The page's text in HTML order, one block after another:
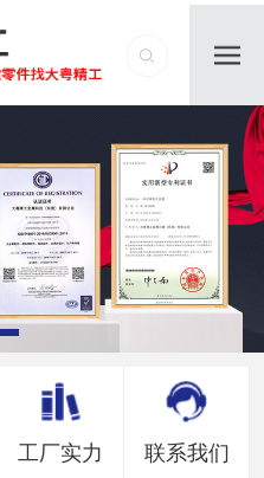
工厂实力 联系我们